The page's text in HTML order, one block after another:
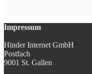
Impressum
Hinder Internet GmbH
Postfach
9001 St. Gallen